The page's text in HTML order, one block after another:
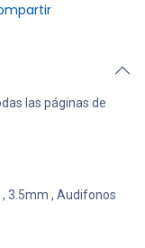
las páginas de
, 3.5mm , Audifonos